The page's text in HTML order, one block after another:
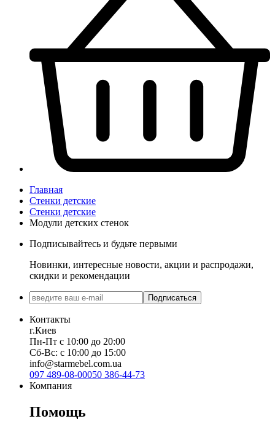
Главная
Стенки детские
Стенки детские
Модули детских стенок
Подписывайтесь и будьте первыми
Новинки, интересные новости, акции и распродажи,
скидки и рекомендации
Подписаться
Контакты
г.Киев
Пн-Пт с 10:00 до 20:00
Сб-Вс: с 10:00 до 15:00
info@starmebel.com.ua
097 489-08-00050 386-44-73
Компания
Помощь